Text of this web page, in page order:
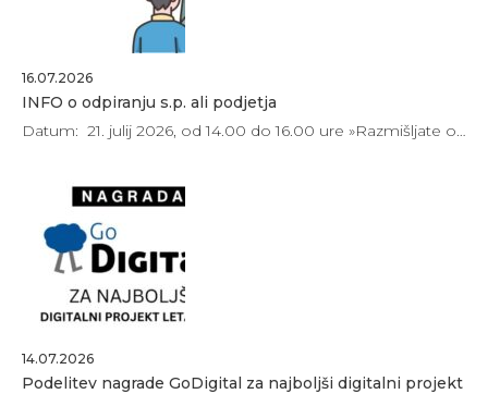
16.07.2026
INFO o odpiranju s.p. ali podjetja
Datum: 21. julij 2026, od 14.00 do 16.00 ure »Razmišljate o…
14.07.2026
Podelitev nagrade GoDigital za najboljši digitalni projekt